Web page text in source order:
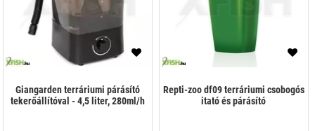
Giangarden terráriumi párásító
tekerőállítóval - 4,5 liter, 280ml/h
Repti-zoo df09 terráriumi csobogós
itató és párásító